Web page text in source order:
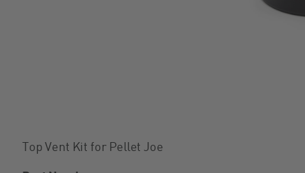
Top Vent Kit for Pellet Joe